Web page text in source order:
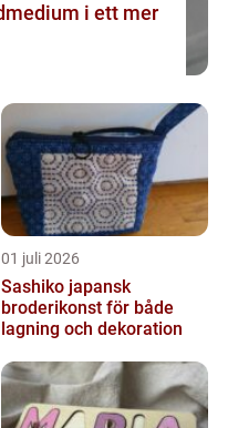
01 juli 2026
Sashiko japansk
broderikonst för både
lagning och dekoration